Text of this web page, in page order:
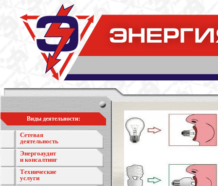
Виды деятельности:
Сетевая
деятельность
Энергоаудит
и консалтинг
Технические
услуги